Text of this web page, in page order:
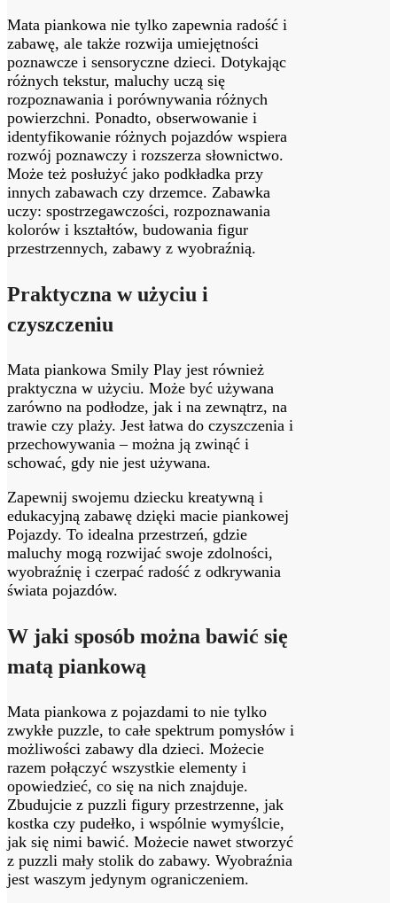
Mata piankowa nie tylko zapewnia radość i
zabawę, ale także rozwija umiejętności
poznawcze i sensoryczne dzieci. Dotykając
różnych tekstur, maluchy uczą się
rozpoznawania i porównywania różnych
powierzchni. Ponadto, obserwowanie i
identyfikowanie różnych pojazdów wspiera
rozwój poznawczy i rozszerza słownictwo.
Może też posłużyć jako podkładka przy
innych zabawach czy drzemce. Zabawka
uczy: spostrzegawczości, rozpoznawania
kolorów i kształtów, budowania figur
przestrzennych, zabawy z wyobraźnią.
Praktyczna w użyciu i
czyszczeniu
Mata piankowa Smily Play jest również
praktyczna w użyciu. Może być używana
zarówno na podłodze, jak i na zewnątrz, na
trawie czy plaży. Jest łatwa do czyszczenia i
przechowywania – można ją zwinąć i
schować, gdy nie jest używana.
Zapewnij swojemu dziecku kreatywną i
edukacyjną zabawę dzięki macie piankowej
Pojazdy. To idealna przestrzeń, gdzie
maluchy mogą rozwijać swoje zdolności,
wyobraźnię i czerpać radość z odkrywania
świata pojazdów.
W jaki sposób można bawić się
matą piankową
Mata piankowa z pojazdami to nie tylko
zwykłe puzzle, to całe spektrum pomysłów i
możliwości zabawy dla dzieci. Możecie
razem połączyć wszystkie elementy i
opowiedzieć, co się na nich znajduje.
Zbudujcie z puzzli figury przestrzenne, jak
kostka czy pudełko, i wspólnie wymyślcie,
jak się nimi bawić. Możecie nawet stworzyć
z puzzli mały stolik do zabawy. Wyobraźnia
jest waszym jedynym ograniczeniem.